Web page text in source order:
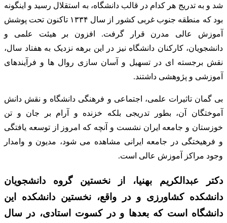
شد و به تدریج هر کدام در قالب دانشگاه، به استقلال رسید و اینگونه
بود که منطقه جنوب غربی کشور از سال ۱۳۳۴ تاکنون تحت پوشش
آموزش عالی مدرن قرار گرفت. افزون بر هیئت علمی و
دانشجویان، کارکنان دانشگاه نیز در این برهه نزدیک به هفتاد سال،
نقش برجسته ای در تسهیل و آسان سازی روال ها و فرآیندهای
آموزشی و پژوهشی داشتند.
بی گمان تاثیرات علمی، اجتماعی و فرهنگی دانشگاه و نقش دانش
آموختگان آن، بطور تدریجی بلکه خزنده و آرام بر جان و تن
خوزستان و جامعه ایران نشست و آنچه که امروز از توسعه یافتگی
و فرهیختگی در جامعه ایرانی مشاهده می شود، مدیون و وامدار
وجود مراکز آموزش عالی است.
دکتر عبدالکریم بهنیا، از نخستین گروه دانشجویان
دانشکده کشاورزی و در واقع، نخستین دانشکده این
دانشگاه است که بعدها و در کسوت استادی، در سال